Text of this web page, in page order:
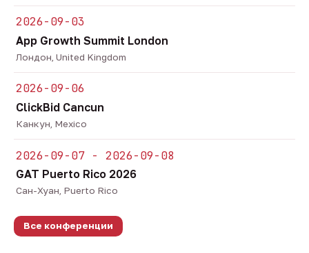
2026-09-03
App Growth Summit London
Лондон, United Kingdom
2026-09-06
ClickBid Cancun
Канкун, Mexico
2026-09-07 - 2026-09-08
GAT Puerto Rico 2026
Сан-Хуан, Puerto Rico
Все конференции